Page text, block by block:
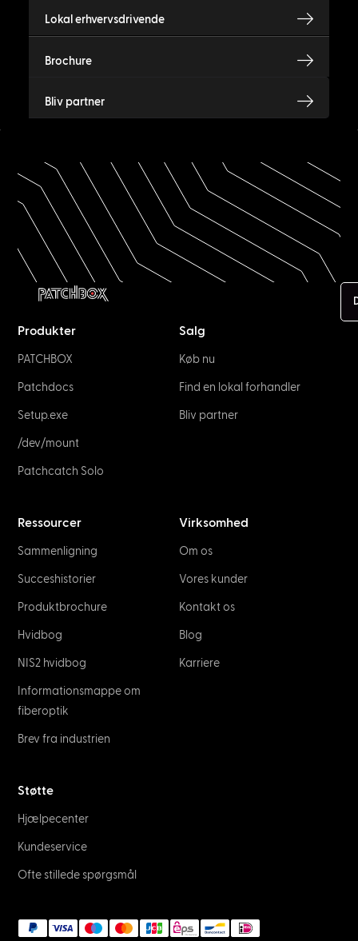
Lokal erhvervsdrivende
Brochure
Bliv partner
Produkter
PATCHBOX
Patchdocs
Setup.exe
/dev/mount
Patchcatch Solo
Salg
Køb nu
Find en lokal forhandler
Bliv partner
Ressourcer
Sammenligning
Succeshistorier
Produktbrochure
Hvidbog
NIS2 hvidbog
Informationsmappe om
fiberoptik
Brev fra industrien
Virksomhed
Om os
Vores kunder
Kontakt os
Blog
Karriere
Støtte
Hjælpecenter
Kundeservice
Ofte stillede spørgsmål